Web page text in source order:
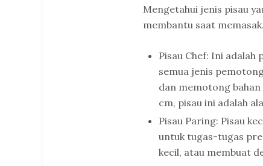
Mengetahui jenis pisau
membantu saat
Pisau Chef: Ini adalah
semua jenis
dan memotong
cm, pisau ini adalah
Pisau Paring: Pisau
untuk tugas-tugas
kecil, atau membuat